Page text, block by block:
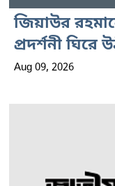
জিয়াউর
প্রদর্শনী ঘিরে
Aug 09, 2026